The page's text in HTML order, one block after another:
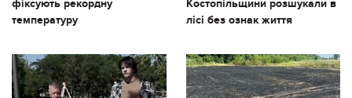
фіксують рекордну
температуру
Костопільщини розшукали в
лісі без ознак життя